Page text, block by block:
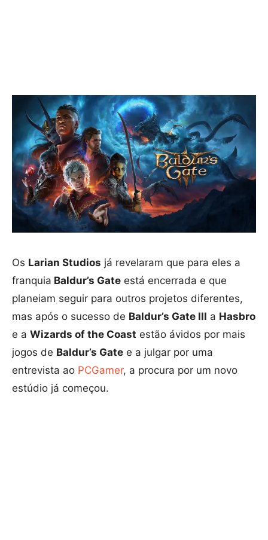
Os Larian Studios já revelaram que para eles a
franquia Baldur’s Gate está encerrada e que
planeiam seguir para outros projetos diferentes,
mas após o sucesso de Baldur’s Gate III a Hasbro
e a Wizards of the Coast estão ávidos por mais
jogos de Baldur’s Gate e a julgar por uma
entrevista ao PCGamer, a procura por um novo
estúdio já começou.